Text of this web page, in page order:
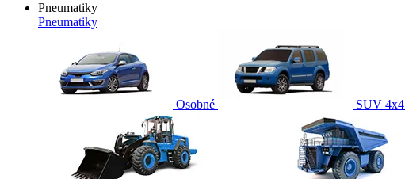
Pneumatiky
Pneumatiky
Osobné SUV 4x4